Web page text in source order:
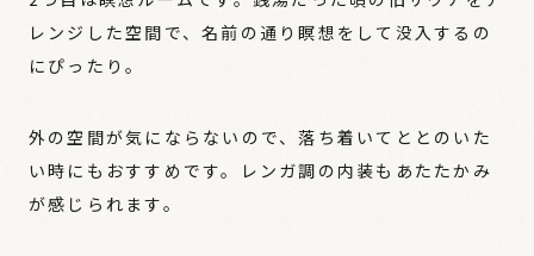
レンジした空間で、名前の通り瞑想をして没入するの
にぴったり。
外の空間が気にならないので、落ち着いてととのいた
い時にもおすすめです。レンガ調の内装もあたたかみ
が感じられます。